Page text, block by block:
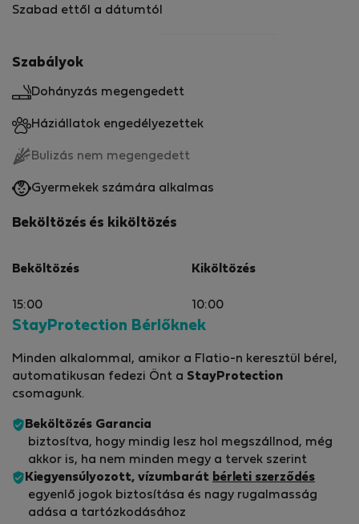
Szabad ettől a dátumtól
Szabályok
Dohányzás megengedett
Háziállatok engedélyezettek
Bulizás nem megengedett
Gyermekek számára alkalmas
Beköltözés és kiköltözés
Beköltözés
15:00
Kiköltözés
10:00
StayProtection Bérlőknek
Minden alkalommal, amikor a Flatio-n keresztül bérel,
automatikusan fedezi Önt a StayProtection
csomagunk.
Beköltözés Garancia
biztosítva, hogy mindig lesz hol megszállnod, még
akkor is, ha nem minden megy a tervek szerint
Kiegyensúlyozott, vízumbarát bérleti szerződés
egyenlő jogok biztosítása és nagy rugalmasság
adása a tartózkodásához